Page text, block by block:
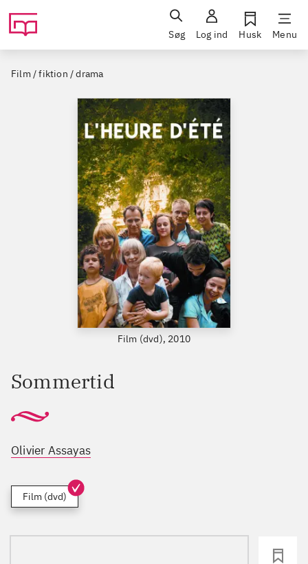
Søg Log ind Husk Menu
Film / fiktion / drama
Film (dvd), 2010
Sommertid
Olivier Assayas
Film (dvd)